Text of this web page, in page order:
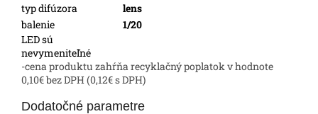
typ difúzora
lens
balenie
1/20
LED sú
nevymeniteľné
-cena produktu zahŕňa recyklačný poplatok v hodnote
0,10€ bez DPH (0,12€ s DPH)
Dodatočné parametre